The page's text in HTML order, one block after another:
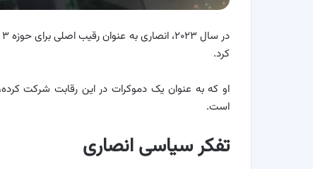
کرد.
است.
تفکر سیاسی انصاری